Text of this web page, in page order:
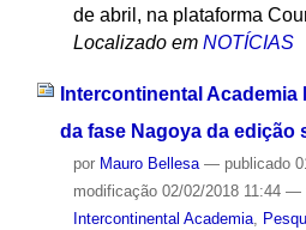
de abril, na plataforma
Localizado em NOTÍCIAS
Intercontinental
da fase Nagoya da edição
por Mauro Bellesa — publicado
modificação02/02/2018 11:44 —
Intercontinental Academia,